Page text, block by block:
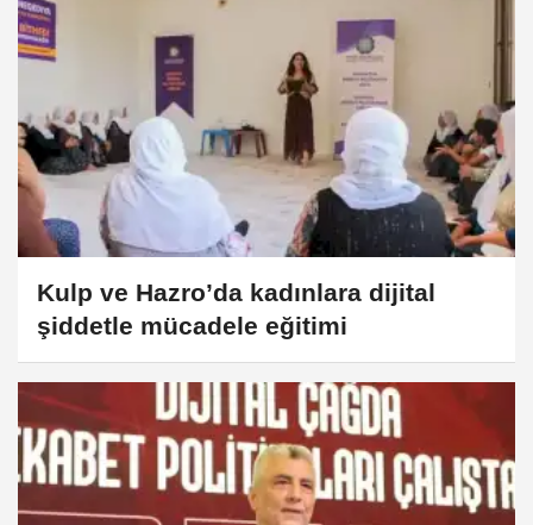
Kulp ve Hazro’da kadınlara dijital
şiddetle mücadele eğitimi